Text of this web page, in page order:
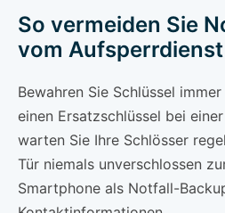
So vermeiden Sie
vom
Bewahren Sie Schlüssel
einen Ersatzschlüssel bei
warten Sie Ihre Schlösser
Tür niemals unverschlossen
Smartphone als Notfall-